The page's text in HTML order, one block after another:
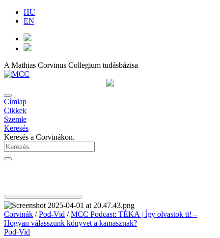
HU
EN
A Mathias Corvinus Collegium tudásbázisa
Címlap
Cikkek
Szemle
Keresés
Keresés a Corvinákon.
Corvinák /Pod-Vid /MCC Podcast: TÉKA | Így olvastok ti! –
Hogyan válasszunk könyvet a kamasznak?
Pod-Vid